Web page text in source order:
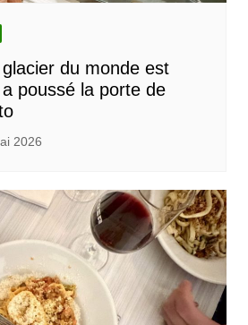
du monde est
poussé la porte de
2026